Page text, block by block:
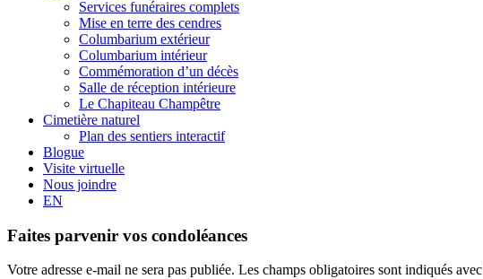
Services funéraires complets
Mise en terre des cendres
Columbarium extérieur
Columbarium intérieur
Commémoration d’un décès
Salle de réception intérieure
Le Chapiteau Champêtre
Cimetière naturel
Plan des sentiers interactif
Blogue
Visite virtuelle
Nous joindre
EN
Faites parvenir vos condoléances
Votre adresse e-mail ne sera pas publiée. Les champs obligatoires sont indiqués avec